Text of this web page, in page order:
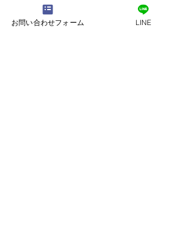
お問い合わせフォーム LINE